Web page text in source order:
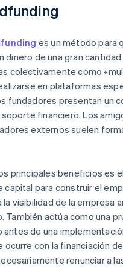
es un método para
dinero de una gran
colectivamente como
en plataformas
fundadores presentan un
financiero. Los
externos suelen
principales beneficios es
capital para construir el
la visibilidad de la empresa
También actúa como una
antes de una
ocurre con la financiación
renunciar a